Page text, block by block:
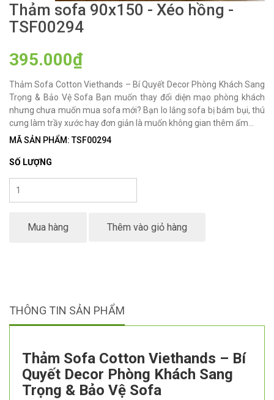
Thảm sofa 90x150 - Xéo hồng -
TSF00294
395.000₫
Thảm Sofa Cotton Viethands – Bí Quyết Decor Phòng Khách Sang
Trọng & Bảo Vệ Sofa Bạn muốn thay đổi diện mạo phòng khách
nhưng chưa muốn mua sofa mới? Bạn lo lắng sofa bị bám bụi, thú
cưng làm trầy xước hay đơn giản là muốn không gian thêm ấm...
MÃ SẢN PHẨM: TSF00294
SỐ LƯỢNG
Mua hàng Thêm vào giỏ hàng
THÔNG TIN SẢN PHẨM
Thảm Sofa Cotton Viethands – Bí
Quyết Decor Phòng Khách Sang
Trọng & Bảo Vệ Sofa